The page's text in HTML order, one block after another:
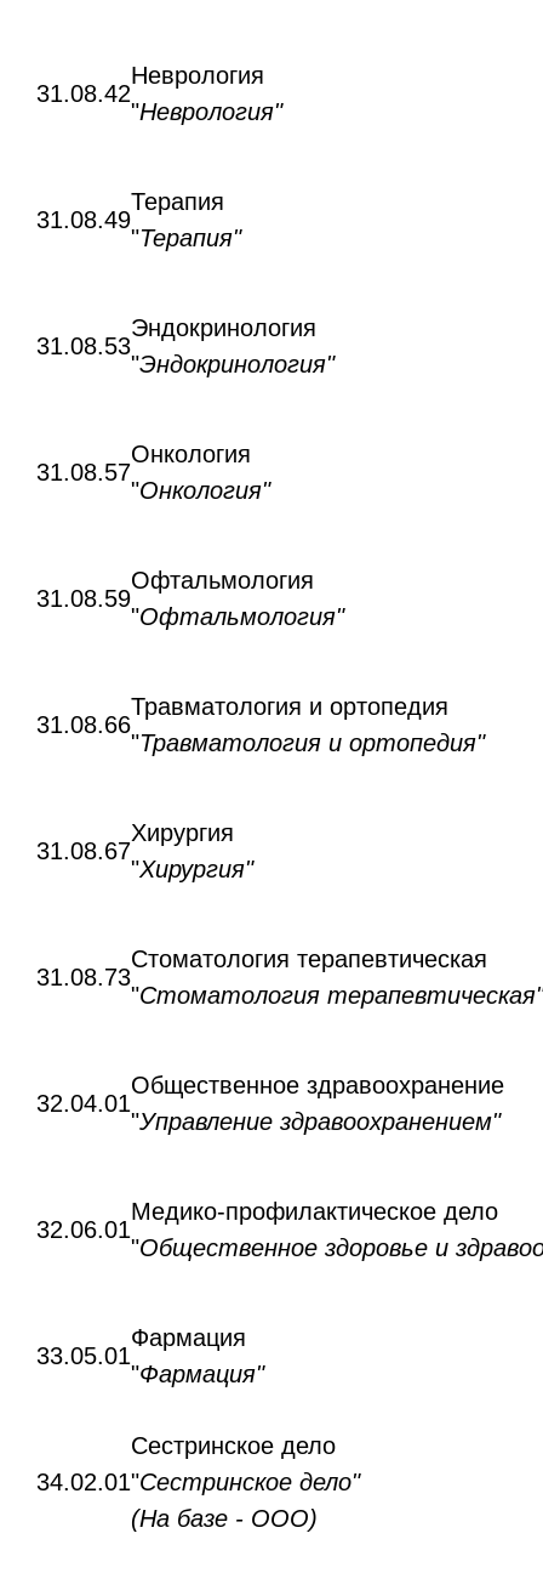
31.08.42
Неврология
"Неврология"
31.08.49
Терапия
"Терапия"
31.08.53
Эндокринология
"Эндокринология"
31.08.57
Онкология
"Онкология"
31.08.59
Офтальмология
"Офтальмология"
31.08.66
Травматология и ортопедия
"Травматология и ортопедия"
31.08.67
Хирургия
"Хирургия"
31.08.73
Стоматология терапевтическая
"Стоматология терапевтическая"
32.04.01
Общественное здравоохранение
"Управление здравоохранением"
32.06.01
Медико-профилактическое дело
"Общественное здоровье и
33.05.01
Фармация
"Фармация"
34.02.01
Сестринское дело
"Сестринское дело"
(На базе - ООО)